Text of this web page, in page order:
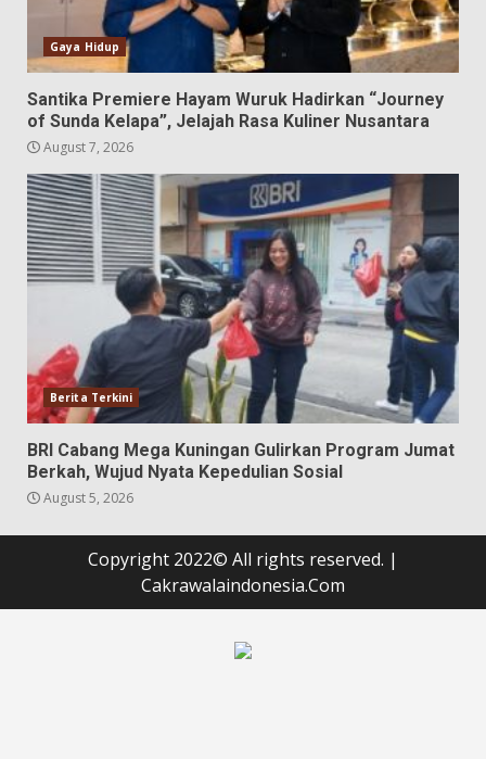
Gaya Hidup
Santika Premiere Hayam Wuruk Hadirkan “Journey
of Sunda Kelapa”, Jelajah Rasa Kuliner Nusantara
August 7, 2026
Berita Terkini
BRI Cabang Mega Kuningan Gulirkan Program Jumat
Berkah, Wujud Nyata Kepedulian Sosial
August 5, 2026
Copyright 2022© All rights reserved. |
Cakrawalaindonesia.Com